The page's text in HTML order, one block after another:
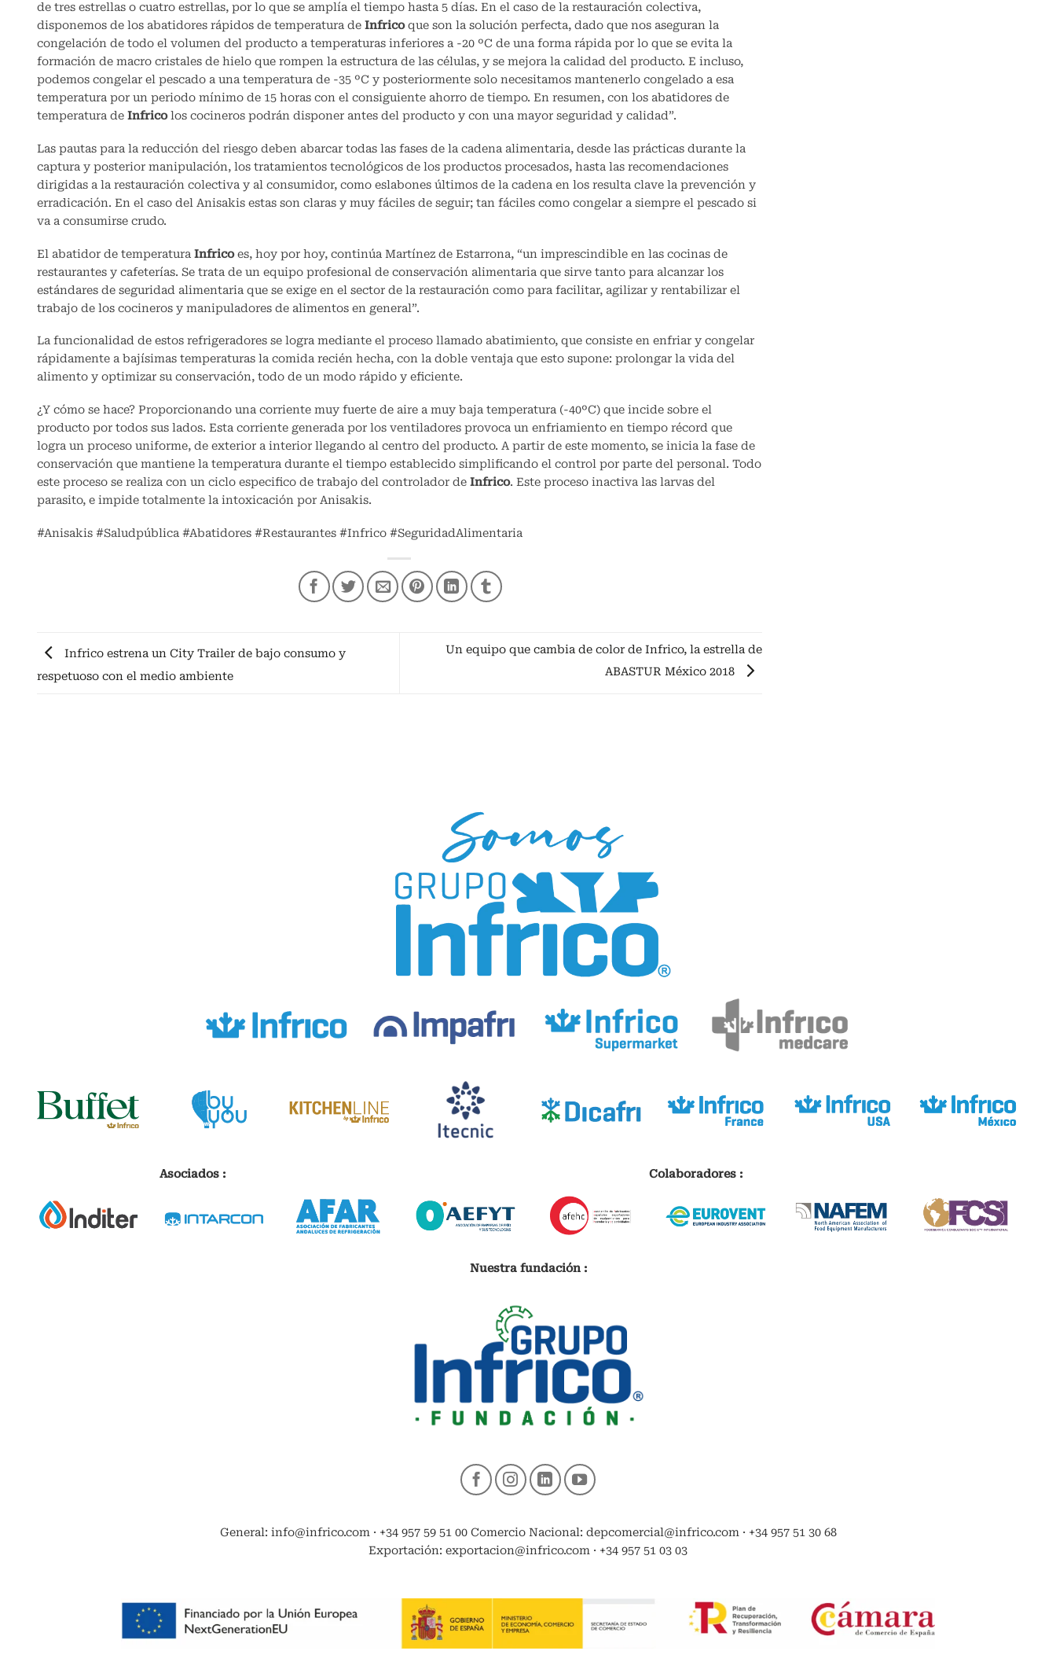
de tres estrellas o cuatro estrellas, por lo que se amplía el tiempo hasta 5 días. En el caso de la restauración colectiva,
disponemos de los abatidores rápidos de temperatura de Infricoque son la solución perfecta, dado que nos aseguran la
congelación de todo el volumen del producto a temperaturas inferiores a -20 ºC de una forma rápida por lo que se evita la
formación de macro cristales de hielo que rompen la estructura de las células, y se mejora la calidad del producto. E incluso,
podemos congelar el pescado a una temperatura de -35 ºC y posteriormente solo necesitamos mantenerlo congelado a esa
temperatura por un periodo mínimo de 15 horas con el consiguiente ahorro de tiempo. En resumen, con los abatidores de
temperatura de Infricolos cocineros podrán disponer antes del producto y con una mayor seguridad y calidad”.
Las pautas para la reducción del riesgo deben abarcar todas las fases de la cadena alimentaria, desde las prácticas durante la
captura y posterior manipulación, los tratamientos tecnológicos de los productos procesados, hasta las recomendaciones
dirigidas a la restauración colectiva y al consumidor, como eslabones últimos de la cadena en los resulta clave la prevención y
erradicación. En el caso del Anisakis estas son claras y muy fáciles de seguir; tan fáciles como congelar a siempre el pescado si
va a consumirse crudo.
El abatidor de temperatura Infricoes, hoy por hoy, continúa Martínez de Estarrona, “un imprescindible en las cocinas de
restaurantes y cafeterías. Se trata de un equipo profesional de conservación alimentaria que sirve tanto para alcanzar los
estándares de seguridad alimentaria que se exige en el sector de la restauración como para facilitar, agilizar y rentabilizar el
trabajo de los cocineros y manipuladores de alimentos en general”.
La funcionalidad de estos refrigeradores se logra mediante el proceso llamado abatimiento, que consiste en enfriar y congelar
rápidamente a bajísimas temperaturas la comida recién hecha, con la doble ventaja que esto supone: prolongar la vida del
alimento y optimizar su conservación, todo de un modo rápido y eficiente.
¿Y cómo se hace? Proporcionando una corriente muy fuerte de aire a muy baja temperatura (-40ºC) que incide sobre el
producto por todos sus lados. Esta corriente generada por los ventiladores provoca un enfriamiento en tiempo récord que
logra un proceso uniforme, de exterior a interior llegando al centro del producto. A partir de este momento, se inicia la fase de
conservación que mantiene la temperatura durante el tiempo establecido simplificando el control por parte del personal. Todo
este proceso se realiza con un ciclo especifico de trabajo del controlador de Infrico. Este proceso inactiva las larvas del
parasito, e impide totalmente la intoxicación por Anisakis.
#Anisakis #Saludpública #Abatidores #Restaurantes #Infrico #SeguridadAlimentaria
Infrico estrena un City Trailer de bajo consumo y
respetuoso con el medio ambiente
Un equipo que cambia de color de Infrico, la estrella de
ABASTUR México 2018
Asociados : Colaboradores :
Nuestra fundación :
General: info@infrico.com · +34 957 59 51 00 Comercio Nacional: depcomercial@infrico.com · +34 957 51 30 68
Exportación: exportacion@infrico.com · +34 957 51 03 03